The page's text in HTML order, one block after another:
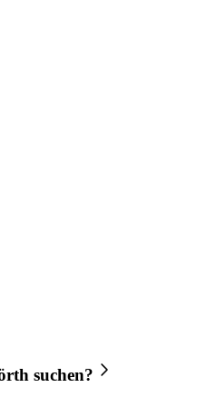
suchen?